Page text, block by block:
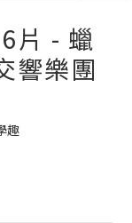
片 - 蠟
響樂團
趣